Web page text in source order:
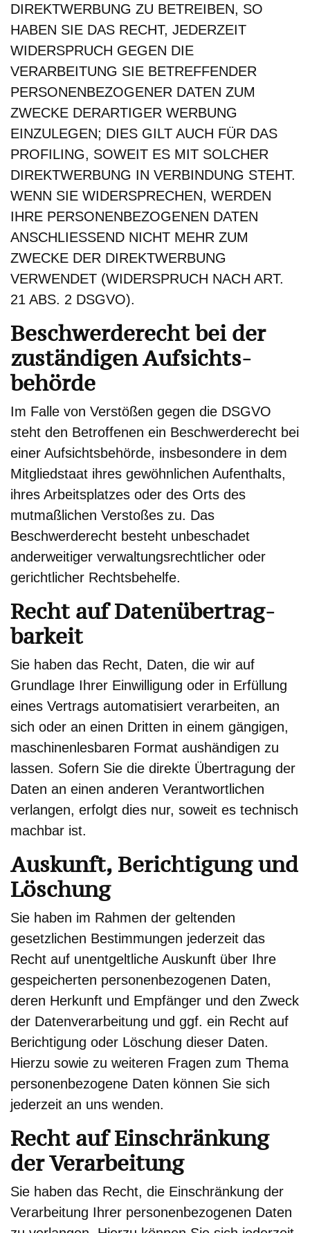
DIREKTWERBUNG ZU BETREIBEN, SO
HABEN SIE DAS RECHT, JEDERZEIT
WIDERSPRUCH GEGEN DIE
VERARBEITUNG SIE BETREFFENDER
PERSONENBEZOGENER DATEN ZUM
ZWECKE DERARTIGER WERBUNG
EINZULEGEN; DIES GILT AUCH FÜR DAS
PROFILING, SOWEIT ES MIT SOLCHER
DIREKTWERBUNG IN VERBINDUNG STEHT.
WENN SIE WIDERSPRECHEN, WERDEN
IHRE PERSONENBEZOGENEN DATEN
ANSCHLIESSEND NICHT MEHR ZUM
ZWECKE DER DIREKTWERBUNG
VERWENDET (WIDERSPRUCH NACH ART.
21 ABS. 2 DSGVO).
Beschwerde­recht bei der
zuständigen Aufsichts­
behörde
Im Falle von Verstößen gegen die DSGVO
steht den Betroffenen ein Beschwerderecht bei
einer Aufsichtsbehörde, insbesondere in dem
Mitgliedstaat ihres gewöhnlichen Aufenthalts,
ihres Arbeitsplatzes oder des Orts des
mutmaßlichen Verstoßes zu. Das
Beschwerderecht besteht unbeschadet
anderweitiger verwaltungsrechtlicher oder
gerichtlicher Rechtsbehelfe.
Recht auf Daten­übertrag­
barkeit
Sie haben das Recht, Daten, die wir auf
Grundlage Ihrer Einwilligung oder in Erfüllung
eines Vertrags automatisiert verarbeiten, an
sich oder an einen Dritten in einem gängigen,
maschinenlesbaren Format aushändigen zu
lassen. Sofern Sie die direkte Übertragung der
Daten an einen anderen Verantwortlichen
verlangen, erfolgt dies nur, soweit es technisch
machbar ist.
Auskunft, Berichtigung und
Löschung
Sie haben im Rahmen der geltenden
gesetzlichen Bestimmungen jederzeit das
Recht auf unentgeltliche Auskunft über Ihre
gespeicherten personenbezogenen Daten,
deren Herkunft und Empfänger und den Zweck
der Datenverarbeitung und ggf. ein Recht auf
Berichtigung oder Löschung dieser Daten.
Hierzu sowie zu weiteren Fragen zum Thema
personenbezogene Daten können Sie sich
jederzeit an uns wenden.
Recht auf Einschränkung
der Verarbeitung
Sie haben das Recht, die Einschränkung der
Verarbeitung Ihrer personenbezogenen Daten